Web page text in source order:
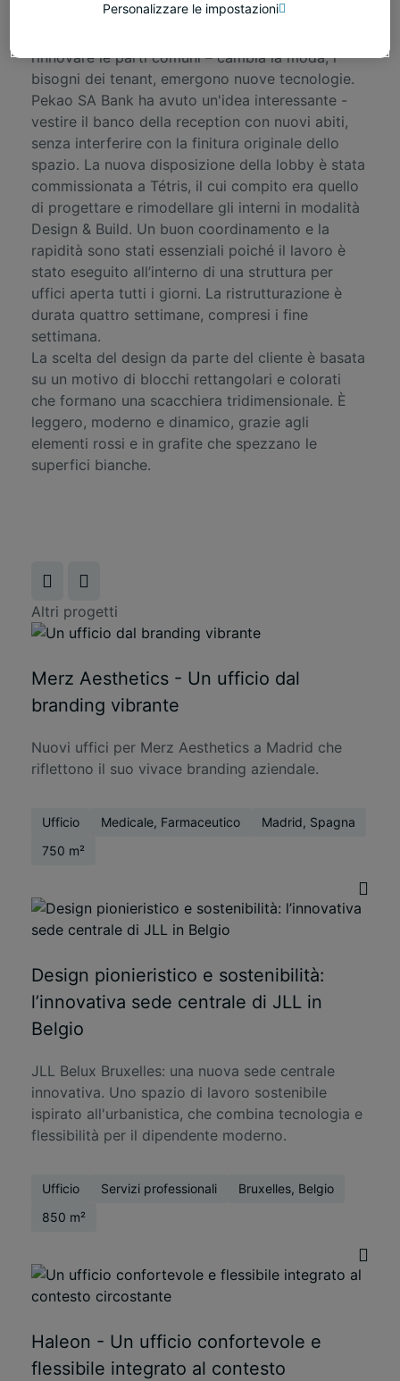
di Tétris mostra che in media dopo cinque anni di
rinnovare le parti comuni – cambia la moda, i
bisogni dei tenant, emergono nuove tecnologie.
Pekao SA Bank ha avuto un'idea interessante -
vestire il banco della reception con nuovi abiti,
senza interferire con la finitura originale dello
spazio. La nuova disposizione della lobby è stata
commissionata a Tétris, il cui compito era quello
di progettare e rimodellare gli interni in modalità
Design & Build. Un buon coordinamento e la
rapidità sono stati essenziali poiché il lavoro è
stato eseguito all’interno di una struttura per
uffici aperta tutti i giorni. La ristrutturazione è
durata quattro settimane, compresi i fine
settimana.
La scelta del design da parte del cliente è basata
su un motivo di blocchi rettangolari e colorati
che formano una scacchiera tridimensionale. È
leggero, moderno e dinamico, grazie agli
elementi rossi e in grafite che spezzano le
superfici bianche.
Altri progetti
Merz Aesthetics - Un ufficio dal
branding vibrante
Nuovi uffici per Merz Aesthetics a Madrid che
riflettono il suo vivace branding aziendale.
Ufficio Medicale, Farmaceutico
Madrid, Spagna
750 m²
Design pionieristico e sostenibilità:
l’innovativa sede centrale di JLL in
Belgio
JLL Belux Bruxelles: una nuova sede centrale
innovativa. Uno spazio di lavoro sostenibile
ispirato all'urbanistica, che combina tecnologia e
flessibilità per il dipendente moderno.
Ufficio Servizi professionali
Bruxelles, Belgio
850 m²
Haleon - Un ufficio confortevole e
flessibile integrato al contesto
Personalizzare le impostazioni